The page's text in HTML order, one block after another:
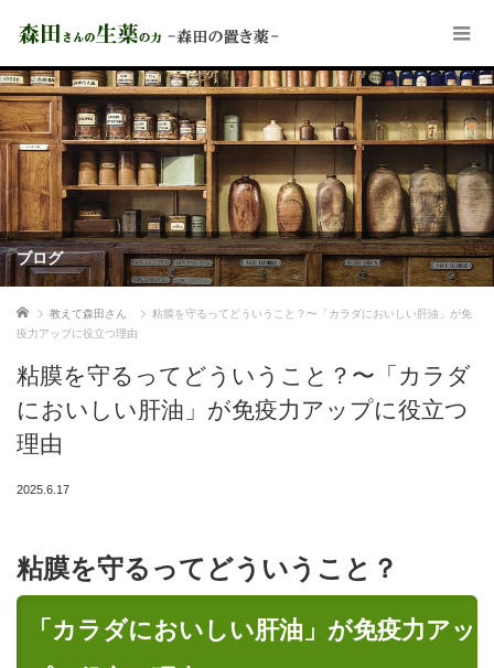
ブログ
ホーム 教えて森田さん
粘膜を守るってどういうこと？〜「カラダにおいしい肝油」が免
疫力アップに役立つ理由
粘膜を守るってどういうこと？〜「カラダ
においしい肝油」が免疫力アップに役立つ
理由
2025.6.17
粘膜を守るってどういうこと？
「カラダにおいしい肝油」が免疫力アッ